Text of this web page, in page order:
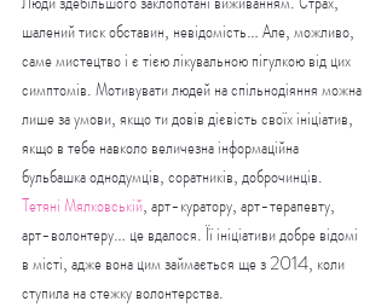
шалений тиск обставин, невідомість… Але, можливо,
саме мистецтво і є тією лікувальною пігулкою від цих
симптомів. Мотивувати людей на спільнодіяння можна
лише за умови, якщо ти довів дієвість своїх ініціатив,
якщо в тебе навколо величезна інформаційна
бульбашка однодумців, соратників, доброчинців.
Тетяні Мялковській, арт-куратору, арт-терапевту,
арт-волонтеру… це вдалося. Її ініціативи добре відомі
в місті, адже вона цим займається ще з 2014, коли
ступила на стежку волонтерства.